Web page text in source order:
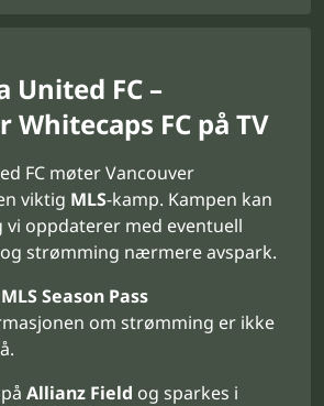
United FC –
Whitecaps FC på TV
FC møter Vancouver
viktig MLS-kamp. Kampen kan
vi oppdaterer med eventuell
strømming nærmere avspark.
MLS Season Pass
om strømming er ikke
Allianz Field og sparkes i